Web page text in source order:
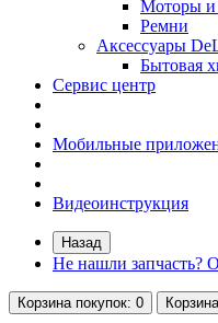
Моторы и
Ремни
Аксессуары
Бытовая
Сервис центр
Мобильные
Видеоинструкция
Назад
Не нашли
Корзинапокупок: 0 Корзина